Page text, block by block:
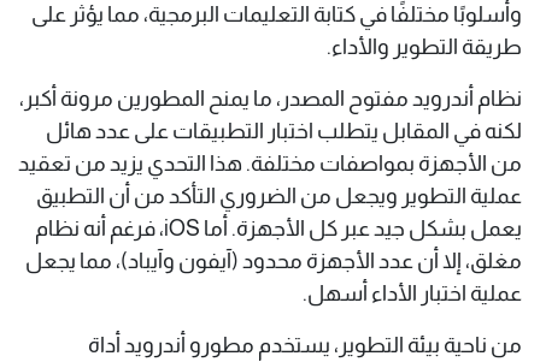
وأسلوبًا مختلفًا في كتابة التعليمات البرمجية، مما يؤثر على
طريقة التطوير والأداء.
نظام أندرويد مفتوح المصدر، ما يمنح المطورين مرونة أكبر،
لكنه في المقابل يتطلب اختبار التطبيقات على عدد هائل
من الأجهزة بمواصفات مختلفة. هذا التحدي يزيد من تعقيد
عملية التطوير ويجعل من الضروري التأكد من أن التطبيق
يعمل بشكل جيد عبر كل الأجهزة. أما iOS، فرغم أنه نظام
مغلق، إلا أن عدد الأجهزة محدود (آيفون وآيباد)، مما يجعل
عملية اختبار الأداء أسهل.
من ناحية بيئة التطوير، يستخدم مطورو أندرويد أداة